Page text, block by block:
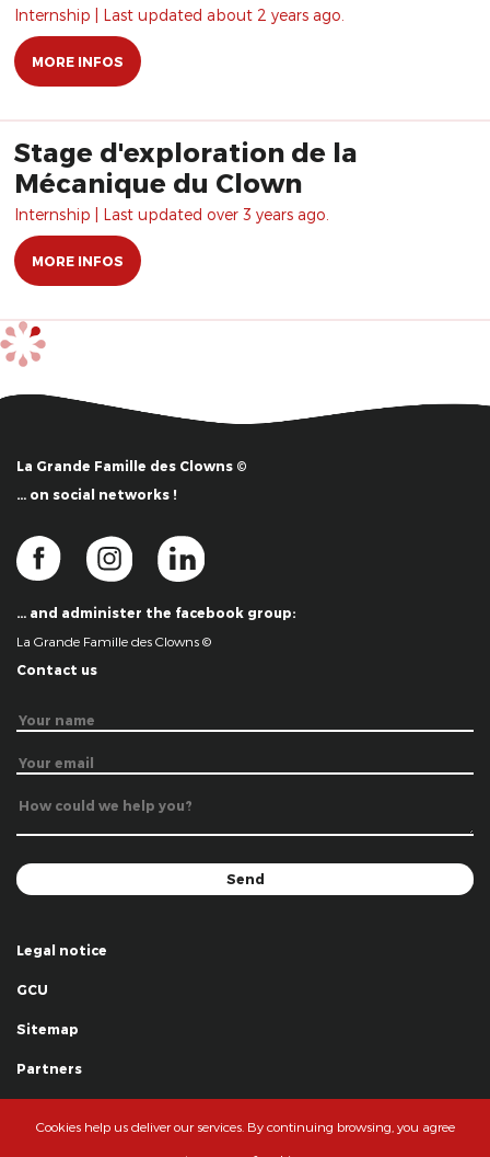
Internship | Last updated about 2 years ago.
MORE INFOS
Stage d'exploration de la
Mécanique du Clown
Internship | Last updated over 3 years ago.
MORE INFOS
La Grande Famille des Clowns ©
… on social networks !
… and administer the facebook group:
La Grande Famille des Clowns ©
Contact us
Legal notice
GCU
Sitemap
Partners
Cookies help us deliver our services. By continuing browsing, you agree